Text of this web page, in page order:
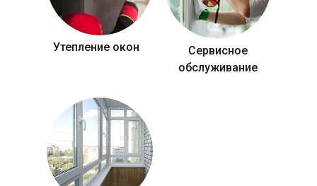
Утепление окон
Сервисное
обслуживание